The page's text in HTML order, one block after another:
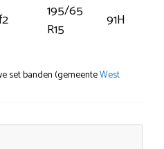
195/65
R15
91H
set banden (gemeenteWest